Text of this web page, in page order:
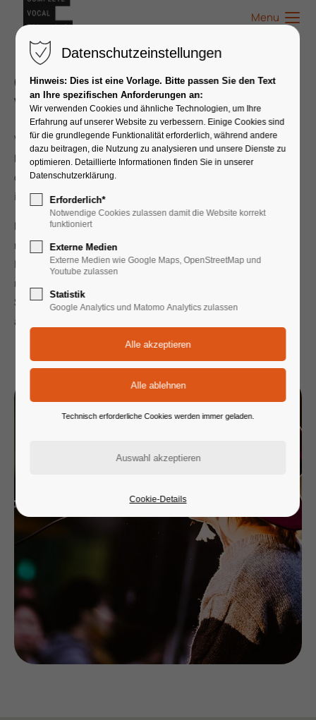
Menu
Complete
Vocal Techniquein Deutschland
Wir sind die Community autorisierter CVT-LehrerInnen in
Deutschland. Wir möchten, dass du schnell und einfach
deinen passenden CVT-Vocal-Coach oder CVT-Workshop
in deiner Nähe findest.
Es ist uns wichtig, dass die Complete Vocal Technique
nach dem neuesten Stand und von autorisierten CVT-
LehrerInnen unterrichtet wird. Deswegen findest du hier
nur Vocal Coaches, die alle den dreijährigen Diplom-
Studiengang am Complete Vocal Institute in Kopenhagen
absolviert haben.
Datenschutzeinstellungen
Hinweis: Dies ist eine Vorlage. Bitte passen Sie den Text
an Ihre spezifischen Anforderungen an:
Wir verwenden Cookies und ähnliche Technologien, um Ihre
Erfahrung auf unserer Website zu verbessern. Einige Cookies sind
für die grundlegende Funktionalität erforderlich, während andere
dazu beitragen, die Nutzung zu analysieren und unsere Dienste zu
optimieren. Detaillierte Informationen finden Sie in unserer
Datenschutzerklärung.
Erforderlich*
Notwendige Cookies zulassen damit die Website korrekt
funktioniert
Externe Medien
Externe Medien wie Google Maps, OpenStreetMap und
Youtube zulassen
Statistik
Google Analytics und Matomo Analytics zulassen
Technisch erforderliche Cookies werden immer geladen.
Cookie-Details